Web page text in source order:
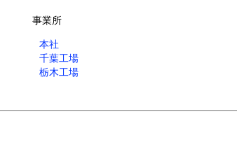
事業所
本社
千葉工場
栃木工場